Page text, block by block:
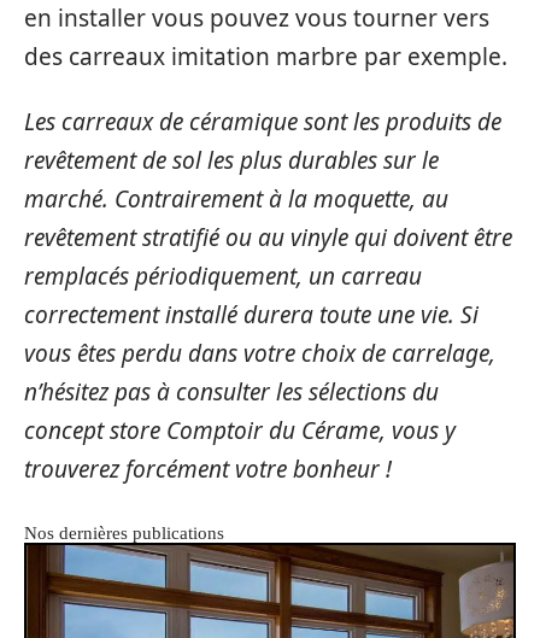
en installer vous pouvez vous tourner vers
des carreaux imitation marbre par exemple.
Les carreaux de céramique sont les produits de
revêtement de sol les plus durables sur le
marché. Contrairement à la moquette, au
revêtement stratifié ou au vinyle qui doivent être
remplacés périodiquement, un carreau
correctement installé durera toute une vie. Si
vous êtes perdu dans votre choix de carrelage,
n’hésitez pas à consulter les sélections du
concept store Comptoir du Cérame, vous y
trouverez forcément votre bonheur !
Nos dernières publications